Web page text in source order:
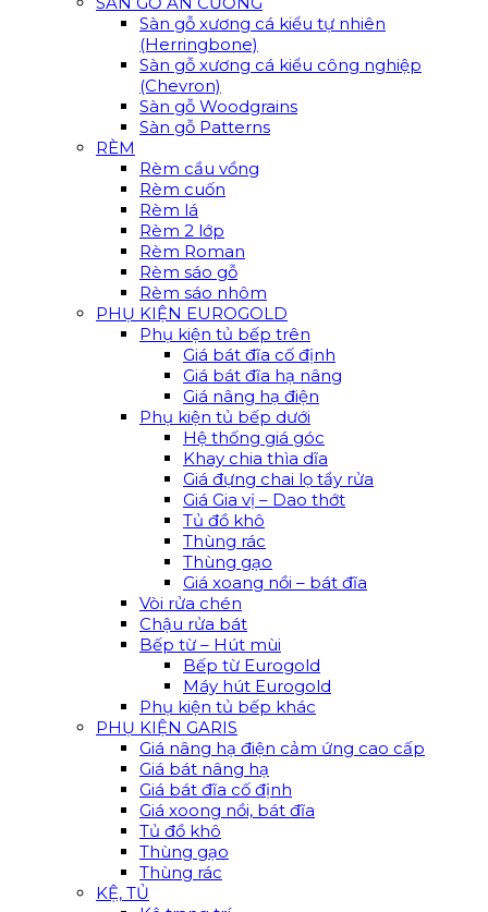
Sàn gỗ xương cá kiểu tự nhiên
(Herringbone)
Sàn gỗ xương cá kiểu công nghiệp
(Chevron)
Sàn gỗ Woodgrains
Sàn gỗ Patterns
RÈM
Rèm cầu vồng
Rèm cuốn
Rèm lá
Rèm 2 lớp
Rèm Roman
Rèm sáo gỗ
Rèm sáo nhôm
PHỤ KIỆN EUROGOLD
Phụ kiện tủ bếp trên
Giá bát đĩa cố định
Giá bát đĩa hạ nâng
Giá nâng hạ điện
Phụ kiện tủ bếp dưới
Hệ thống giá góc
Khay chia thìa dĩa
Giá đựng chai lọ tẩy rửa
Giá Gia vị – Dao thớt
Tủ đồ khô
Thùng rác
Thùng gạo
Giá xoang nồi – bát đĩa
Vòi rửa chén
Chậu rửa bát
Bếp từ – Hút mùi
Bếp từ Eurogold
Máy hút Eurogold
Phụ kiện tủ bếp khác
PHỤ KIỆN GARIS
Giá nâng hạ điện cảm ứng cao cấp
Giá bát nâng hạ
Giá bát đĩa cố định
Giá xoong nồi, bát đĩa
Tủ đồ khô
Thùng gạo
Thùng rác
KỆ, TỦ